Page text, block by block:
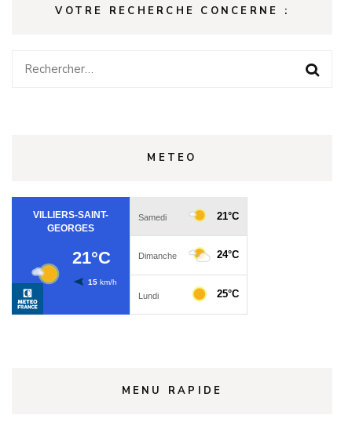
VOTRE RECHERCHE CONCERNE :
Rechercher :
METEO
MENU RAPIDE